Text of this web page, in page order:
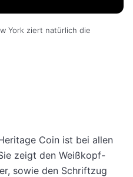
York ziert natürlich die
Coin ist bei allen
zeigt den Weißkopf-
sowie den Schriftzug